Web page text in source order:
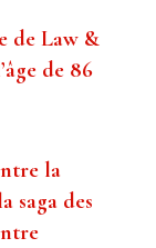
de Law &
de 86
la
saga des